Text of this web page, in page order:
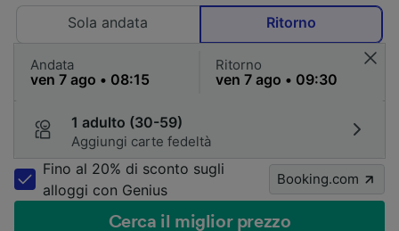
Sola andata
Ritorno
Andata Ritorno
1 adulto (30-59)
Aggiungi carte fedeltà
Fino al 20% di sconto sugli
alloggi con Genius
Booking.com
Cerca il miglior prezzo